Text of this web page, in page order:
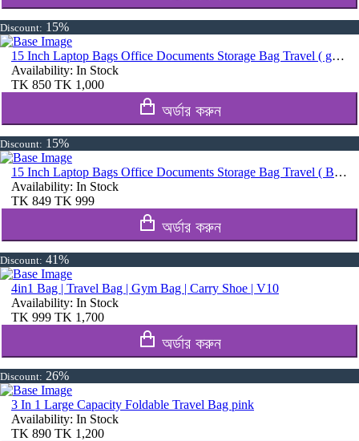
Discount: 15%
15 Inch Laptop Bags Office Documents Storage Bag Travel ( gray )
Availability: In Stock
TK 850 TK 1,000
অর্ডার করুন
Discount: 15%
15 Inch Laptop Bags Office Documents Storage Bag Travel ( Blue )
Availability: In Stock
TK 849 TK 999
অর্ডার করুন
Discount: 41%
4in1 Bag | Travel Bag | Gym Bag | Carry Shoe | V10
Availability: In Stock
TK 999 TK 1,700
অর্ডার করুন
Discount: 26%
3 In 1 Large Capacity Foldable Travel Bag pink
Availability: In Stock
TK 890 TK 1,200